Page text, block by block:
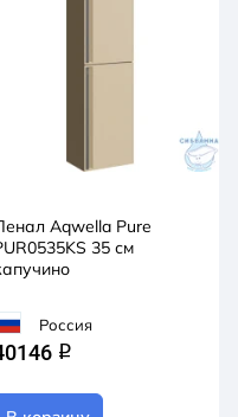
Aqwella Pure
35 см
Россия
q